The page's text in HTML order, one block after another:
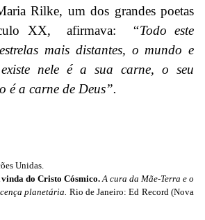
Rilke, um dos grandes poetas
XX, afirmava:
“Todo este
mais distantes, o mundo e
nele é a sua carne, o seu
é a carne de Deus”.
Unidas.
vinda do Cristo Cósmico.A cura da Mãe-Terra e o
planetária. Rio de Janeiro: Ed Record (Nova